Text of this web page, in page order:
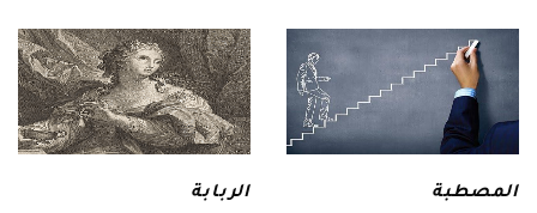
المصطبة الربابة